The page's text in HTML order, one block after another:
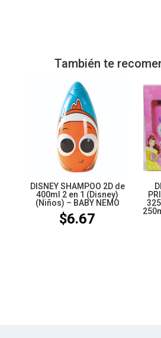
También te
DISNEY SHAMPOO 2D de
400ml 2 en 1 (Disney)
(Niños) – BABY NEMO
$6.67